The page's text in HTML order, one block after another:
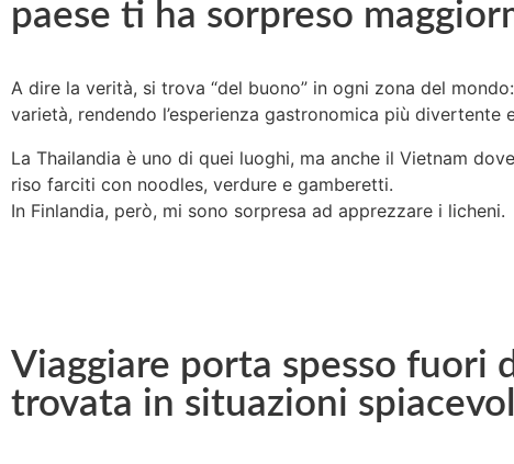
paese ti ha sorpreso
A dire la verità, si trova “del buono” in ogni zona del
varietà, rendendo l’esperienza gastronomica più divertente
La Thailandia è uno di quei luoghi, ma anche il Vietnam
riso farciti con noodles, verdure e gamberetti.
In Finlandia, però, mi sono sorpresa ad apprezzare i licheni.
Viaggiare porta spesso fuori
trovata in situazioni